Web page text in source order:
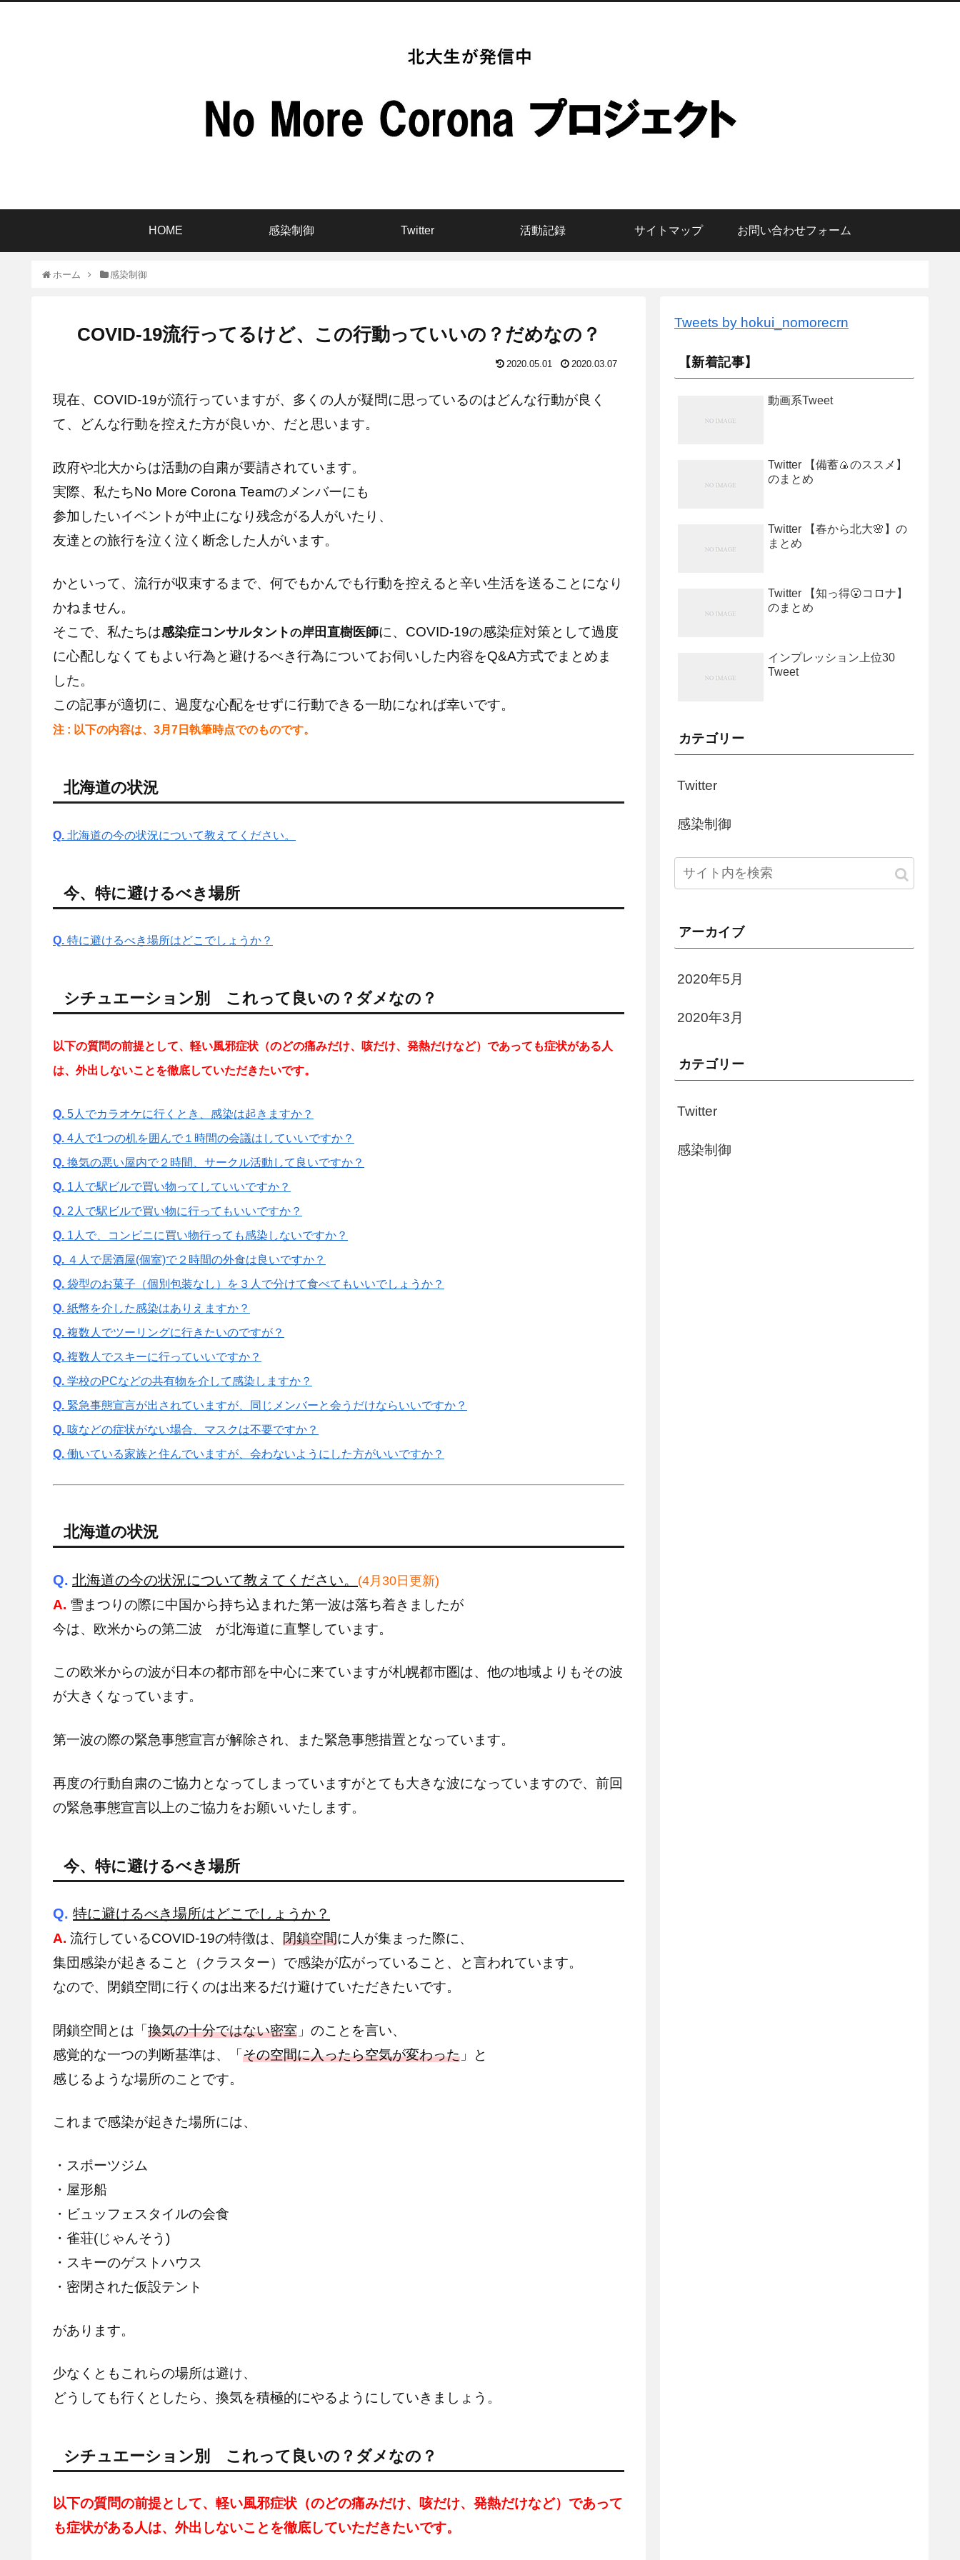
HOME 感染制御 Twitter 活動記録 サイトマップ お問い合わせフォーム
ホーム 感染制御
COVID-19流行ってるけど、この行動っていいの？だめなの？
2020.05.01 2020.03.07
現在、COVID-19が流行っていますが、多くの人が疑問に思っているのはどんな行動が良く
て、どんな行動を控えた方が良いか、だと思います。
政府や北大からは活動の自粛が要請されています。
実際、私たちNo More Corona Teamのメンバーにも
参加したいイベントが中止になり残念がる人がいたり、
友達との旅行を泣く泣く断念した人がいます。
かといって、流行が収束するまで、何でもかんでも行動を控えると辛い生活を送ることになり
かねません。
そこで、私たちは感染症コンサルタントの岸田直樹医師に、COVID-19の感染症対策として過度
に心配しなくてもよい行為と避けるべき行為についてお伺いした内容をQ&A方式でまとめま
した。
この記事が適切に、過度な心配をせずに行動できる一助になれば幸いです。
注 : 以下の内容は、3月7日執筆時点でのものです。
北海道の状況
Q. 北海道の今の状況について教えてください。
今、特に避けるべき場所
Q. 特に避けるべき場所はどこでしょうか？
シチュエーション別 これって良いの？ダメなの？
以下の質問の前提として、軽い風邪症状（のどの痛みだけ、咳だけ、発熱だけなど）であっても症状がある人
は、外出しないことを徹底していただきたいです。
Q. 5人でカラオケに行くとき、感染は起きますか？
Q. 4人で1つの机を囲んで１時間の会議はしていいですか？
Q. 換気の悪い屋内で２時間、サークル活動して良いですか？
Q. 1人で駅ビルで買い物ってしていいですか？
Q. 2人で駅ビルで買い物に行ってもいいですか？
Q. 1人で、コンビニに買い物行っても感染しないですか？
Q. ４人で居酒屋(個室)で２時間の外食は良いですか？
Q. 袋型のお菓子（個別包装なし）を３人で分けて食べてもいいでしょうか？
Q. 紙幣を介した感染はありえますか？
Q. 複数人でツーリングに行きたいのですが？
Q. 複数人でスキーに行っていいですか？
Q. 学校のPCなどの共有物を介して感染しますか？
Q. 緊急事態宣言が出されていますが、同じメンバーと会うだけならいいですか？
Q. 咳などの症状がない場合、マスクは不要ですか？
Q. 働いている家族と住んでいますが、会わないようにした方がいいですか？
北海道の状況
Q. 北海道の今の状況について教えてください。 (4月30日更新)
A. 雪まつりの際に中国から持ち込まれた第一波は落ち着きましたが
今は、欧米からの第二波 が北海道に直撃しています。
この欧米からの波が日本の都市部を中心に来ていますが札幌都市圏は、他の地域よりもその波
が大きくなっています。
第一波の際の緊急事態宣言が解除され、また緊急事態措置となっています。
再度の行動自粛のご協力となってしまっていますがとても大きな波になっていますので、前回
の緊急事態宣言以上のご協力をお願いいたします。
今、特に避けるべき場所
Q. 特に避けるべき場所はどこでしょうか？
A. 流行しているCOVID-19の特徴は、 閉鎖空間に人が集まった際に、
集団感染が起きること（クラスター）で感染が広がっていること、と言われています。
なので、閉鎖空間に行くのは出来るだけ避けていただきたいです。
閉鎖空間とは「換気の十分ではない密室 」のことを言い、
感覚的な一つの判断基準は、「その空間に入ったら空気が変わった 」と
感じるような場所のことです。
これまで感染が起きた場所には、
・スポーツジム
・屋形船
・ビュッフェスタイルの会食
・雀荘(じゃんそう)
・スキーのゲストハウス
・密閉された仮設テント
があります。
少なくともこれらの場所は避け、
どうしても行くとしたら、換気を積極的にやるようにしていきましょう。
シチュエーション別 これって良いの？ダメなの？
以下の質問の前提として、軽い風邪症状（のどの痛みだけ、咳だけ、発熱だけなど）であって
も症状がある人は、外出しないことを徹底していただきたいです。
Tweets by hokui_nomorecrn
【新着記事】
動画系Tweet
Twitter 【備蓄🍙のススメ】
のまとめ
Twitter 【春から北大🌸】の
まとめ
Twitter 【知っ得😮コロナ】
のまとめ
インプレッション上位30
Tweet
カテゴリー
Twitter
感染制御
アーカイブ
2020年5月
2020年3月
カテゴリー
Twitter
感染制御